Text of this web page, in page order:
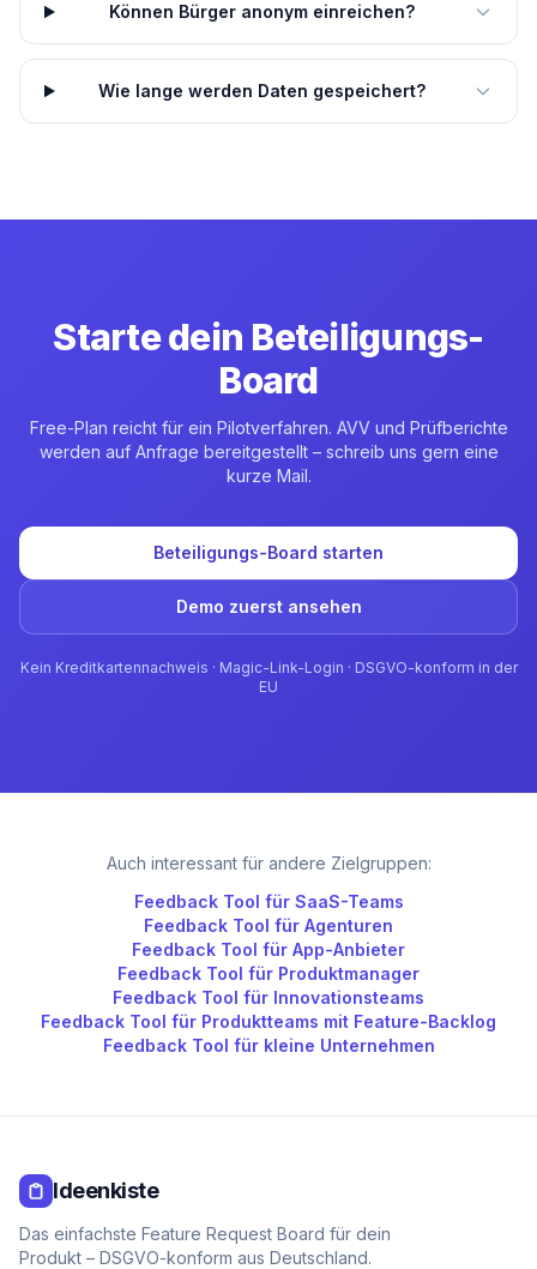
Können Bürger anonym einreichen?
Wie lange werden Daten gespeichert?
Starte dein Beteiligungs-
Board
Free-Plan reicht für ein Pilotverfahren. AVV und Prüfberichte
werden auf Anfrage bereitgestellt – schreib uns gern eine
kurze Mail.
Beteiligungs-Board starten
Demo zuerst ansehen
Kein Kreditkartennachweis · Magic-Link-Login · DSGVO-konform in der
EU
Auch interessant für andere Zielgruppen:
Feedback Tool für SaaS-Teams
Feedback Tool für Agenturen
Feedback Tool für App-Anbieter
Feedback Tool für Produktmanager
Feedback Tool für Innovationsteams
Feedback Tool für Produktteams mit Feature-Backlog
Feedback Tool für kleine Unternehmen
Ideenkiste
Das einfachste Feature Request Board für dein
Produkt – DSGVO-konform aus Deutschland.